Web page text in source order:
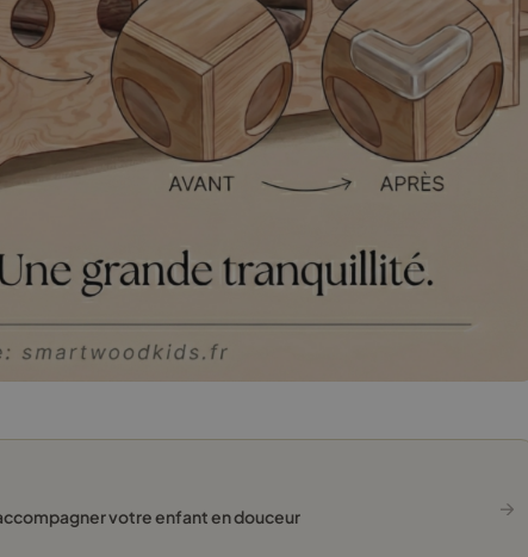
votre enfant en douceur →